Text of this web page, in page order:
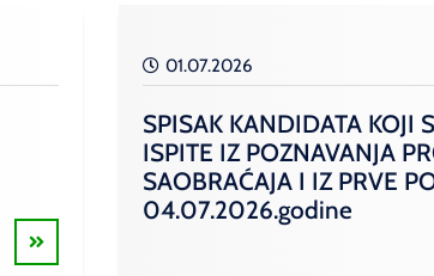
01.07.2026
SPISAK KANDIDATA KOJI
ISPITE IZ POZNAVANJA
SAOBRAĆAJA I IZ PRVE
04.07.2026.godine